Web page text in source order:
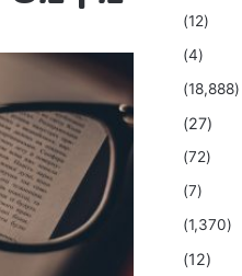
(12)
(4)
(18,888)
(27)
(72)
(7)
(1,370)
(12)